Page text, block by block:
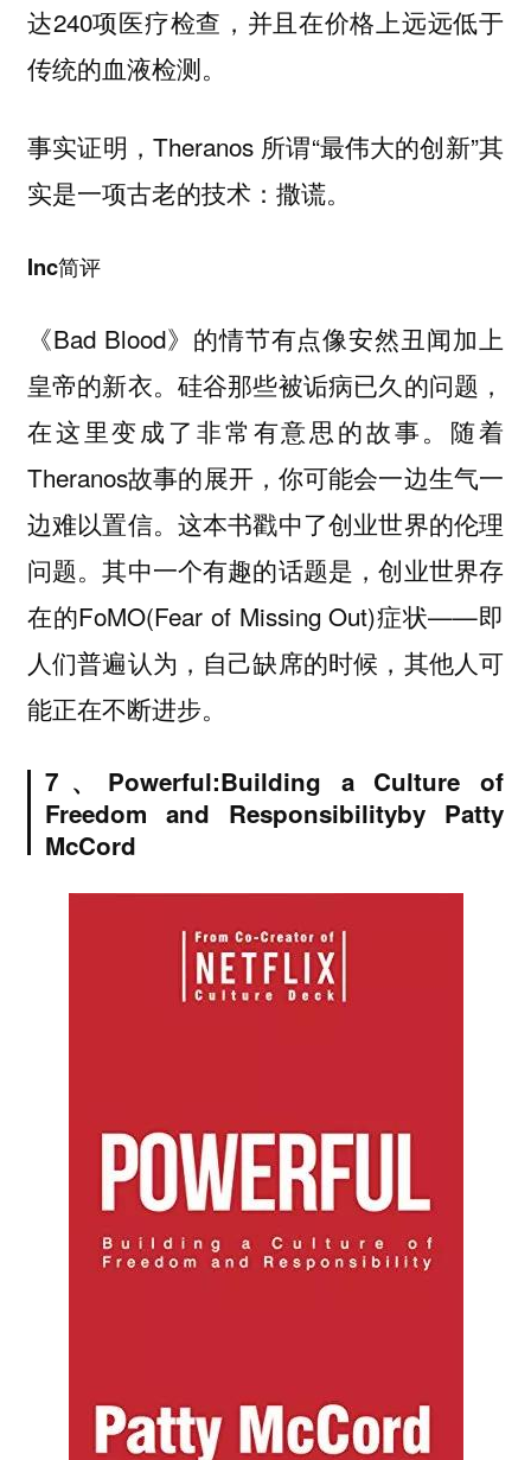
达240项医疗检查，并且在价格上远远低于
传统的血液检测。
事实证明，Theranos 所谓“最伟大的创新”其
实是一项古老的技术：撒谎。
Inc简评
《Bad Blood》的情节有点像安然丑闻加上
皇帝的新衣。硅谷那些被诟病已久的问题，
在这里变成了非常有意思的故事。随着
Theranos故事的展开，你可能会一边生气一
边难以置信。这本书戳中了创业世界的伦理
问题。其中一个有趣的话题是，创业世界存
在的FoMO(Fear of Missing Out)症状——即
人们普遍认为，自己缺席的时候，其他人可
能正在不断进步。
7、 Powerful:Building a Culture of
Freedom and Responsibilityby Patty
McCord